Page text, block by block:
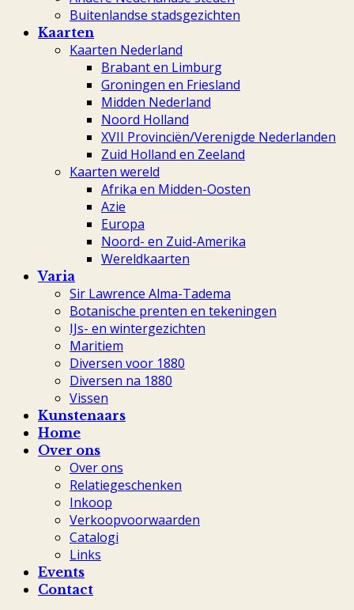
Buitenlandse stadsgezichten
Kaarten
Kaarten Nederland
Brabant en Limburg
Groningen en Friesland
Midden Nederland
Noord Holland
XVII Provinciën/Verenigde Nederlanden
Zuid Holland en Zeeland
Kaarten wereld
Afrika en Midden-Oosten
Azie
Europa
Noord- en Zuid-Amerika
Wereldkaarten
Varia
Sir Lawrence Alma-Tadema
Botanische prenten en tekeningen
IJs- en wintergezichten
Maritiem
Diversen voor 1880
Diversen na 1880
Vissen
Kunstenaars
Home
Over ons
Over ons
Relatiegeschenken
Inkoop
Verkoopvoorwaarden
Catalogi
Links
Events
Contact